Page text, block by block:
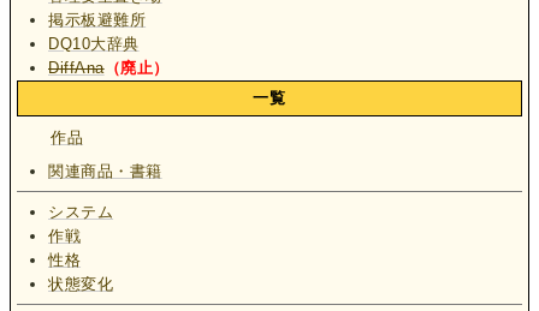
掲示板避難所
DQ10大辞典
DiffAna（廃止）
一覧
作品
関連商品・書籍
システム
作戦
性格
状態変化